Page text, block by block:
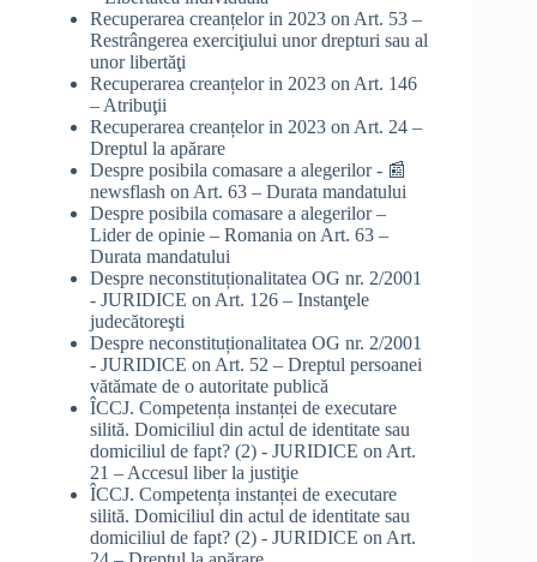
Recuperarea creanțelor in 2023 on Art. 53 –
Restrângerea exerciţiului unor drepturi sau al
unor libertăţi
Recuperarea creanțelor in 2023 on Art. 146
– Atribuţii
Recuperarea creanțelor in 2023 on Art. 24 –
Dreptul la apărare
Despre posibila comasare a alegerilor - 📰
newsflash on Art. 63 – Durata mandatului
Despre posibila comasare a alegerilor –
Lider de opinie – Romania on Art. 63 –
Durata mandatului
Despre neconstituționalitatea OG nr. 2/2001
- JURIDICE on Art. 126 – Instanţele
judecătoreşti
Despre neconstituționalitatea OG nr. 2/2001
- JURIDICE on Art. 52 – Dreptul persoanei
vătămate de o autoritate publică
ÎCCJ. Competența instanței de executare
silită. Domiciliul din actul de identitate sau
domiciliul de fapt? (2) - JURIDICE on Art.
21 – Accesul liber la justiţie
ÎCCJ. Competența instanței de executare
silită. Domiciliul din actul de identitate sau
domiciliul de fapt? (2) - JURIDICE on Art.